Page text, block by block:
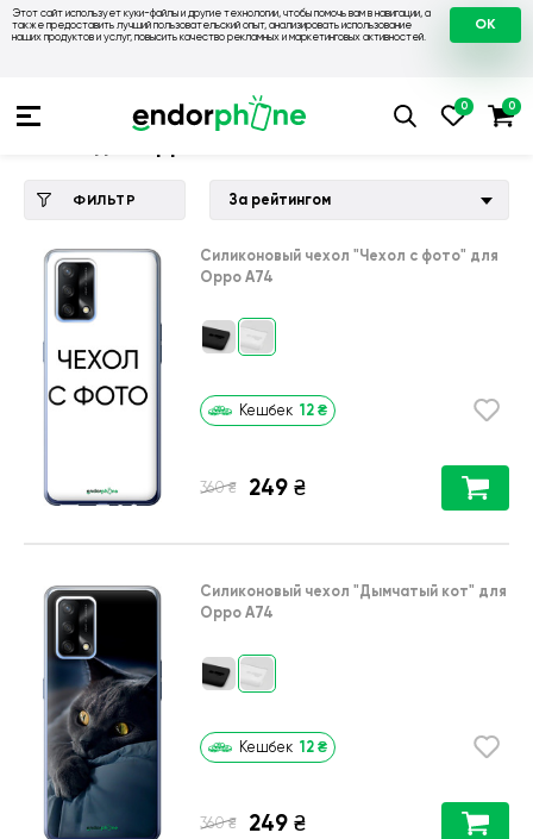
Этот сайт использует куки-файлы и другие технологии, чтобы помочь вам в навигации, а
также предоставить лучший пользовательский опыт, анализировать использование
наших продуктов и услуг, повысить качество рекламных и маркетинговых активностей.
OK
💙 Чехлы на Oppo 💛 Чехол для Oppo A74
ФИЛЬТР За рейтингом
Силиконовый чехол "Чехол с фото" для
Oppo A74
Кешбек 12 ₴
360 ₴ 249 ₴
Силиконовый чехол "Дымчатый кот" для
Oppo A74
Кешбек 12 ₴
360 ₴ 249 ₴